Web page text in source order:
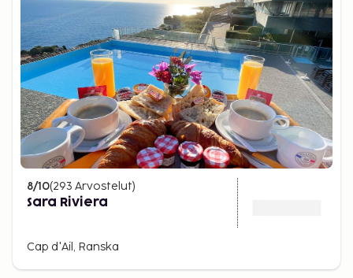
8/10(293 Arvostelut)
Sara Riviera
Cap d'Ail, Ranska